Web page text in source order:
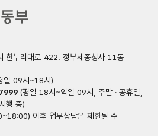
한누리대로 422. 정부세종청사 11동
일 09시~18시)
(평일 18시~익일 09시, 주말 · 공휴일,
행 중)
이후 업무상담은 제한될 수